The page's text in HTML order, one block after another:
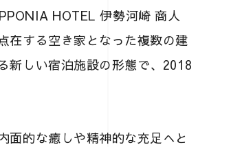
HOTEL 伊勢河崎 商人
在する空き家となった複数の建
新しい宿泊施設の形態で、2018
面的な癒しや精神的な充足へと